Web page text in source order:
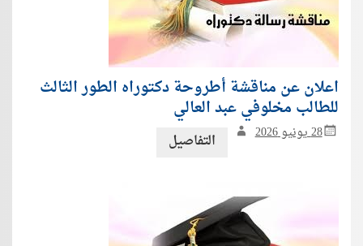
اعلان عن مناقشة أطروحة دكتوراه الطور الثالث
للطالب مخلوفي عبد العالي
28 يونيو 2026 التفاصيل